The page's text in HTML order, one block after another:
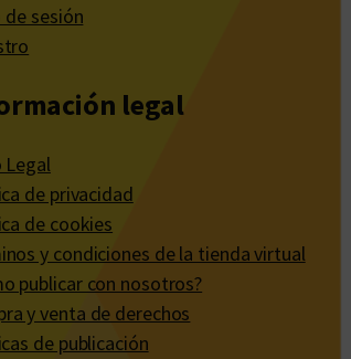
de sesión
legal
Legal
de privacidad
de cookies
y condiciones de la tienda virtual
publicar con nosotros?
y venta de derechos
de publicación